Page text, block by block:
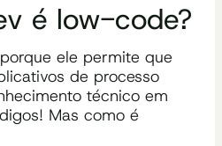
é low-code?
ele permite que
de processo
técnico em
Mas como é